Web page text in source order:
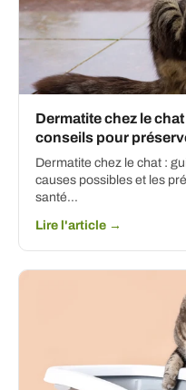
Dermatite chez le
conseils pour
Dermatite chez le chat :
causes possibles et les
santé...
Lire l'article →